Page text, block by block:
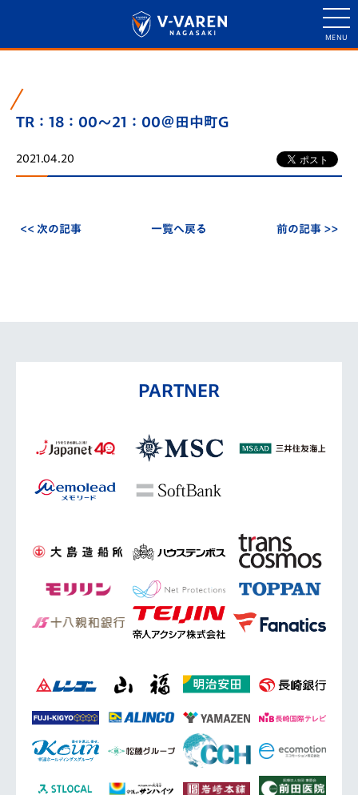
TR：18：00～21：00＠田中町G
2021.04.20
<< 次の記事 一覧へ戻る 前の記事 >>
PARTNER